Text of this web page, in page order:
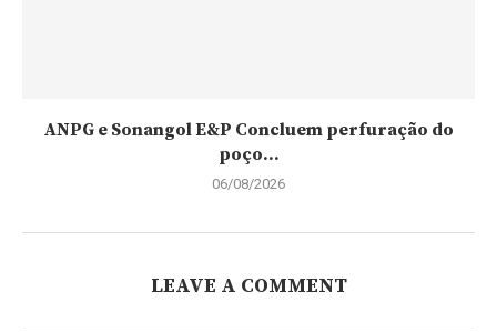
ANPG e Sonangol E&P Concluem perfuração do
poço...
06/08/2026
LEAVE A COMMENT